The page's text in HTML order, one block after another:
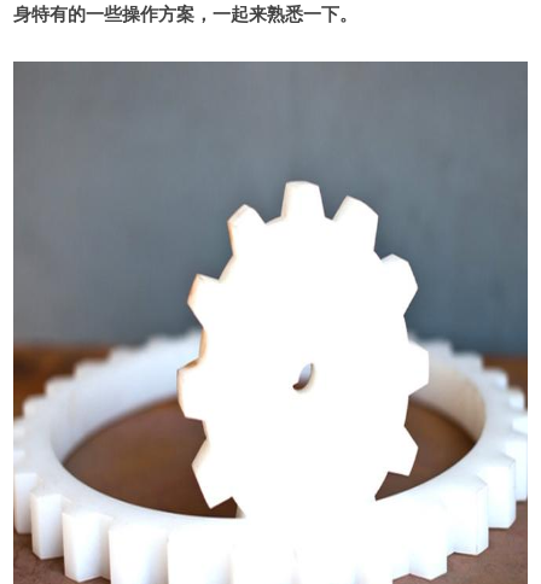
身特有的一些操作方案，一起来熟悉一下。